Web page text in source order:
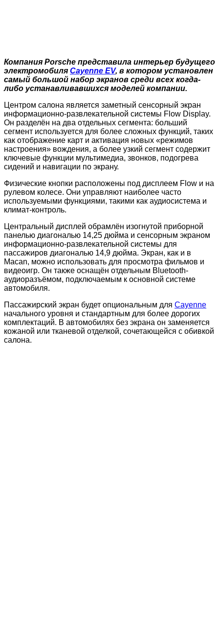
Компания Porsche представила интерьер будущего
электромобиля Cayenne EV, в котором установлен
самый большой набор экранов среди всех когда-
либо устанавливавшихся моделей компании.
Центром салона является заметный сенсорный экран
информационно-развлекательной системы Flow Display.
Он разделён на два отдельных сегмента: больший
сегмент используется для более сложных функций, таких
как отображение карт и активация новых «режимов
настроения» вождения, а более узкий сегмент содержит
ключевые функции мультимедиа, звонков, подогрева
сидений и навигации по экрану.
Физические кнопки расположены под дисплеем Flow и на
рулевом колесе. Они управляют наиболее часто
используемыми функциями, такими как аудиосистема и
климат-контроль.
Центральный дисплей обрамлён изогнутой приборной
панелью диагональю 14,25 дюйма и сенсорным экраном
информационно-развлекательной системы для
пассажиров диагональю 14,9 дюйма. Экран, как и в
Macan, можно использовать для просмотра фильмов и
видеоигр. Он также оснащён отдельным Bluetooth-
аудиоразъёмом, подключаемым к основной системе
автомобиля.
Пассажирский экран будет опциональным для Cayenne
начального уровня и стандартным для более дорогих
комплектаций. В автомобилях без экрана он заменяется
кожаной или тканевой отделкой, сочетающейся с обивкой
салона.